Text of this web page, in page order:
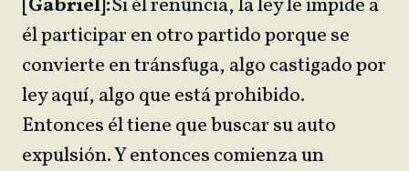
[Gabriel]:Si él renuncia, la ley le impide a
él participar en otro partido porque se
convierte en tránsfuga, algo castigado por
ley aquí, algo que está prohibido.
Entonces él tiene que buscar su auto
expulsión. Y entonces comienza un